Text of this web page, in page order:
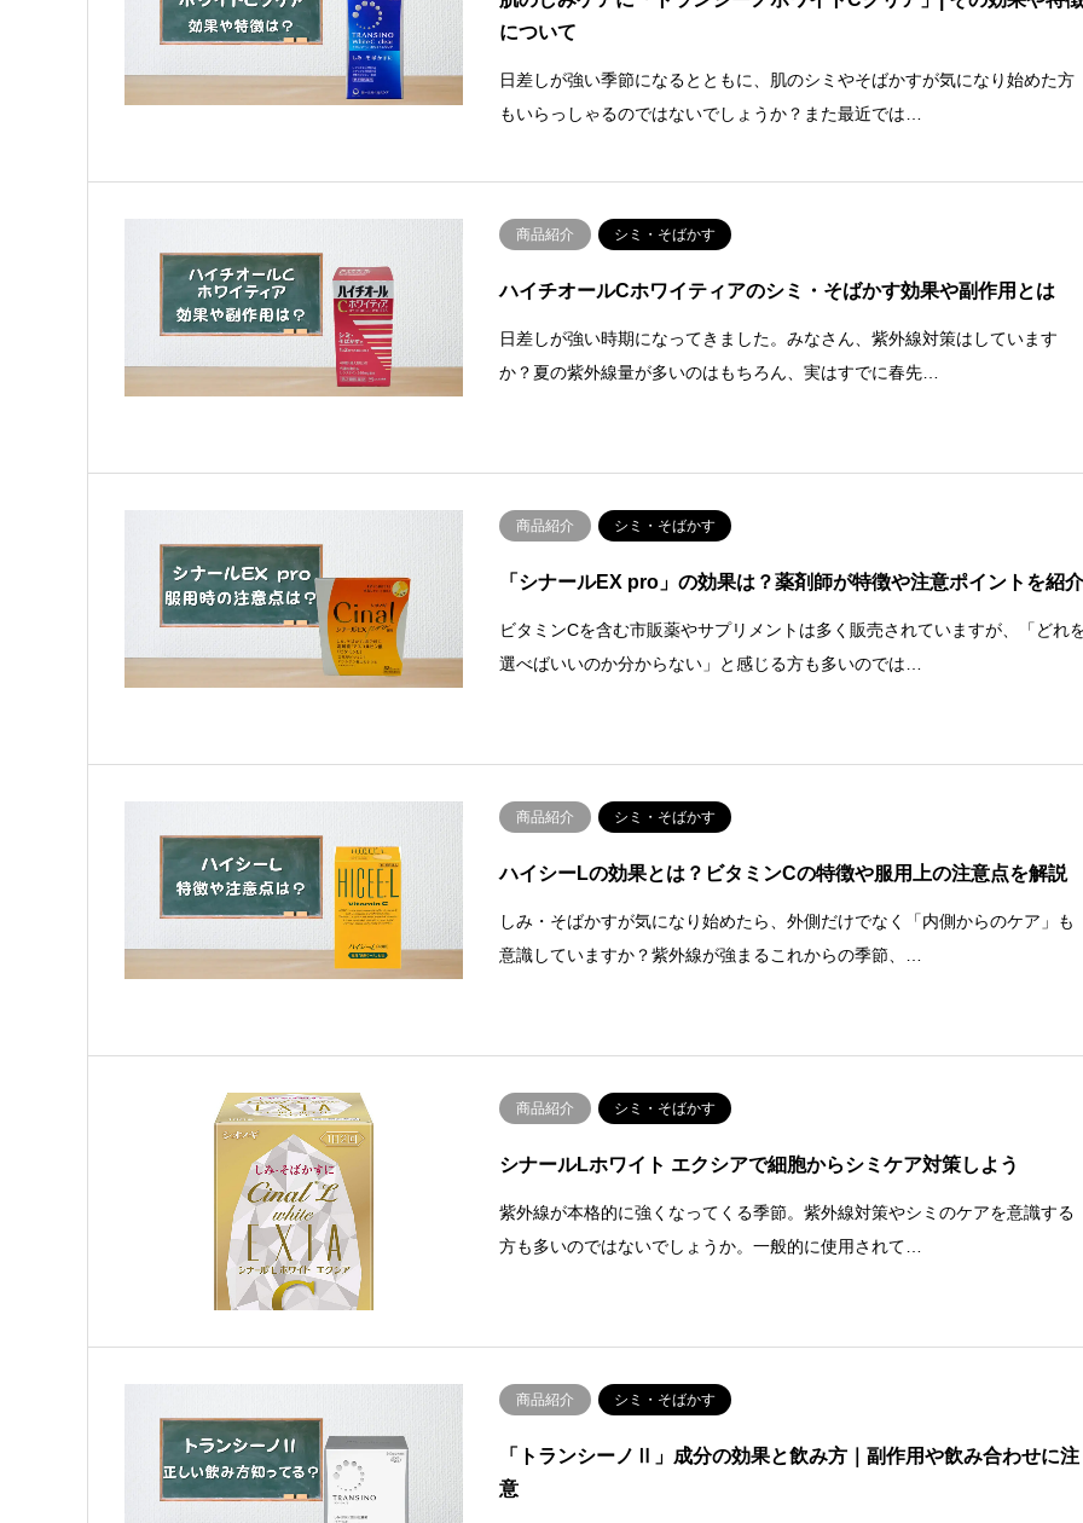
について
日差しが強い季節になるとともに、肌のシミやそばかすが気になり始めた方
もいらっしゃるのではないでしょうか？また最近では…
商品紹介 シミ・そばかす
ハイチオールCホワイティアのシミ・そばかす効果や副作用とは
日差しが強い時期になってきました。みなさん、紫外線対策はしています
か？夏の紫外線量が多いのはもちろん、実はすでに春先…
商品紹介 シミ・そばかす
「シナールEX pro」の効果は？薬剤師が特徴や注意ポイントを紹
ビタミンCを含む市販薬やサプリメントは多く販売されていますが、「どれ
選べばいいのか分からない」と感じる方も多いのでは…
商品紹介 シミ・そばかす
ハイシーLの効果とは？ビタミンCの特徴や服用上の注意点を解説
しみ・そばかすが気になり始めたら、外側だけでなく「内側からのケア」も
意識していますか？紫外線が強まるこれからの季節、…
商品紹介 シミ・そばかす
シナールLホワイト エクシアで細胞からシミケア対策しよう
紫外線が本格的に強くなってくる季節。紫外線対策やシミのケアを意識する
方も多いのではないでしょうか。一般的に使用されて…
商品紹介 シミ・そばかす
「トランシーノⅡ」成分の効果と飲み方｜副作用や飲み合わせに注
意